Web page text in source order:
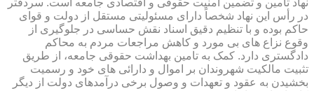
در رأس این نهاد شخصاً دارای مسئولیتی مستقل از دولت و قوای
حاکم بوده و با تنظیم دقیق اسناد نقش حساسی در جلوگیری از
وقوع نزاع های بی مورد و کاهش مراجعات مردم به محاکم
دادگستری دارد. کمک به تامین بهداشت حقوقی جامعه، از طریق
تثبیت مالکیت شهروندان بر اموال و دارائی های خود و رسمیت
بخشیدن به عقود و تعهدات و وصول برخی درآمدهای دولت از دیگر